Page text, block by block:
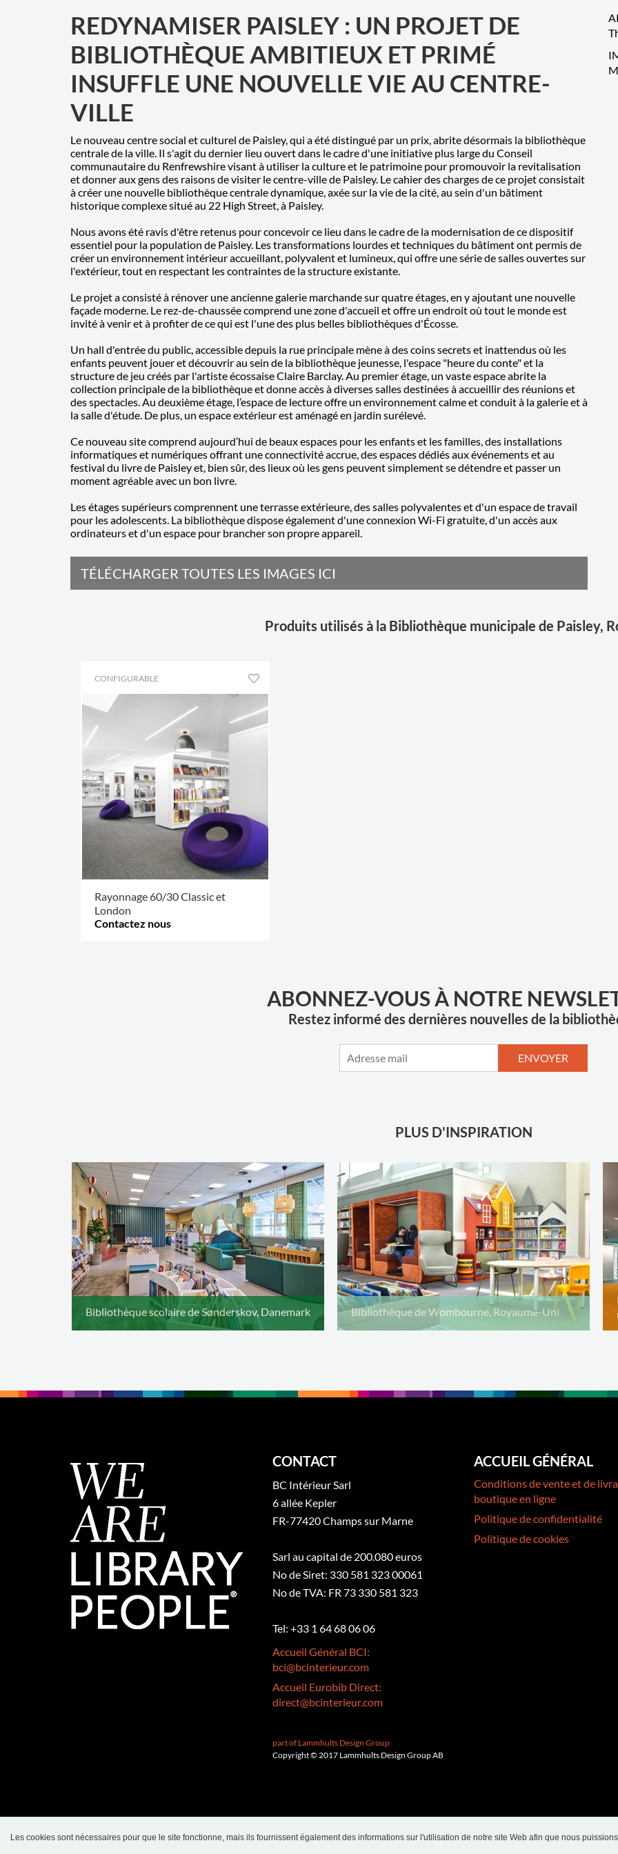
REDYNAMISER PAISLEY : UN PROJET DE
BIBLIOTHÈQUE AMBITIEUX ET PRIMÉ
INSUFFLE UNE NOUVELLE VIE AU CENTRE-
VILLE
Le nouveau centre social et culturel de Paisley, qui a été distingué par un prix, abrite désormais la bibliothèque
centrale de la ville. Il s'agit du dernier lieu ouvert dans le cadre d'une initiative plus large du Conseil
communautaire du Renfrewshire visant à utiliser la culture et le patrimoine pour promouvoir la revitalisation
et donner aux gens des raisons de visiter le centre-ville de Paisley. Le cahier des charges de ce projet consistait
à créer une nouvelle bibliothèque centrale dynamique, axée sur la vie de la cité, au sein d'un bâtiment
historique complexe situé au 22 High Street, à Paisley.
Nous avons été ravis d'être retenus pour concevoir ce lieu dans le cadre de la modernisation de ce dispositif
essentiel pour la population de Paisley. Les transformations lourdes et techniques du bâtiment ont permis de
créer un environnement intérieur accueillant, polyvalent et lumineux, qui offre une série de salles ouvertes sur
l'extérieur, tout en respectant les contraintes de la structure existante.
Le projet a consisté à rénover une ancienne galerie marchande sur quatre étages, en y ajoutant une nouvelle
façade moderne. Le rez-de-chaussée comprend une zone d'accueil et offre un endroit où tout le monde est
invité à venir et à profiter de ce qui est l'une des plus belles bibliothèques d'Écosse.
Un hall d'entrée du public, accessible depuis la rue principale mène à des coins secrets et inattendus où les
enfants peuvent jouer et découvrir au sein de la bibliothèque jeunesse, l'espace "heure du conte" et la
structure de jeu créés par l'artiste écossaise Claire Barclay. Au premier étage, un vaste espace abrite la
collection principale de la bibliothèque et donne accès à diverses salles destinées à accueillir des réunions et
des spectacles. Au deuxième étage, l’espace de lecture offre un environnement calme et conduit à la galerie et à
la salle d'étude. De plus, un espace extérieur est aménagé en jardin surélevé.
Ce nouveau site comprend aujourd’hui de beaux espaces pour les enfants et les familles, des installations
informatiques et numériques offrant une connectivité accrue, des espaces dédiés aux événements et au
festival du livre de Paisley et, bien sûr, des lieux où les gens peuvent simplement se détendre et passer un
moment agréable avec un bon livre.
Les étages supérieurs comprennent une terrasse extérieure, des salles polyvalentes et d'un espace de travail
pour les adolescents. La bibliothèque dispose également d'une connexion Wi-Fi gratuite, d'un accès aux
ordinateurs et d'un espace pour brancher son propre appareil.
TÉLÉCHARGER TOUTES LES IMAGES ICI
Produits utilisés à la Bibliothèque municipale de Paisley,
CONFIGURABLE
Rayonnage 60/30 Classic et
London
Contactez nous
ABONNEZ-VOUS À NOTRE
Restez informé des dernières nouvelles de la
ENVOYER
PLUS D'INSPIRATION
Bibliothèque scolaire de Sønderskov, Danemark Bibliothèque de Wombourne, Royaume-Uni
CONTACT
BC Intérieur Sarl
6 allée Kepler
FR-77420 Champs sur Marne
Sarl au capital de 200.080 euros
No de Siret: 330 581 323 00061
No de TVA: FR 73 330 581 323
Tel: +33 1 64 68 06 06
Accueil Général BCI:
bci@bcinterieur.com
Accueil Eurobib Direct:
direct@bcinterieur.com
part of Lammhults Design Group
Copyright © 2017 Lammhults Design Group AB
ACCUEIL GÉNÉRAL
Conditions de vente et de
boutique en ligne
Politique de confidentialité
Politique de cookies
Les cookies sont nécessaires pour que le site fonctionne, mais ils fournissent également des informations sur l'utilisation de notre site Web afin que nous